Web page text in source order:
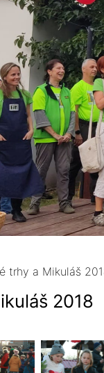
trhy a Mikuláš
2018